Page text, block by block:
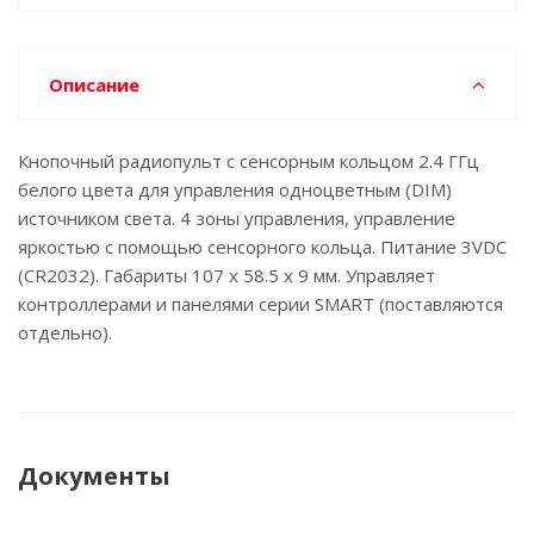
Описание
Кнопочный радиопульт с сенсорным кольцом 2.4 ГГц
белого цвета для управления одноцветным (DIM)
источником света. 4 зоны управления, управление
яркостью с помощью сенсорного кольца. Питание 3VDC
(CR2032). Габариты 107 x 58.5 x 9 мм. Управляет
контроллерами и панелями серии SMART (поставляются
отдельно).
Документы